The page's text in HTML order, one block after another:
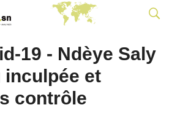
19 - Ndèye Saly
inculpée et
contrôle